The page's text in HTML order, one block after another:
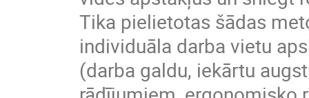
Tika pielietotas šādas
individuāla darba vietu
(darba galdu, iekārtu